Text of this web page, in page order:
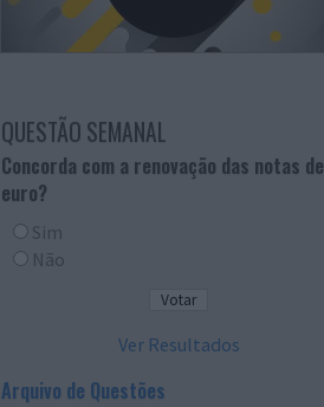
QUESTÃO SEMANAL
Concorda com a renovação das notas de
euro?
Sim
Não
Ver Resultados
Arquivo de Questões